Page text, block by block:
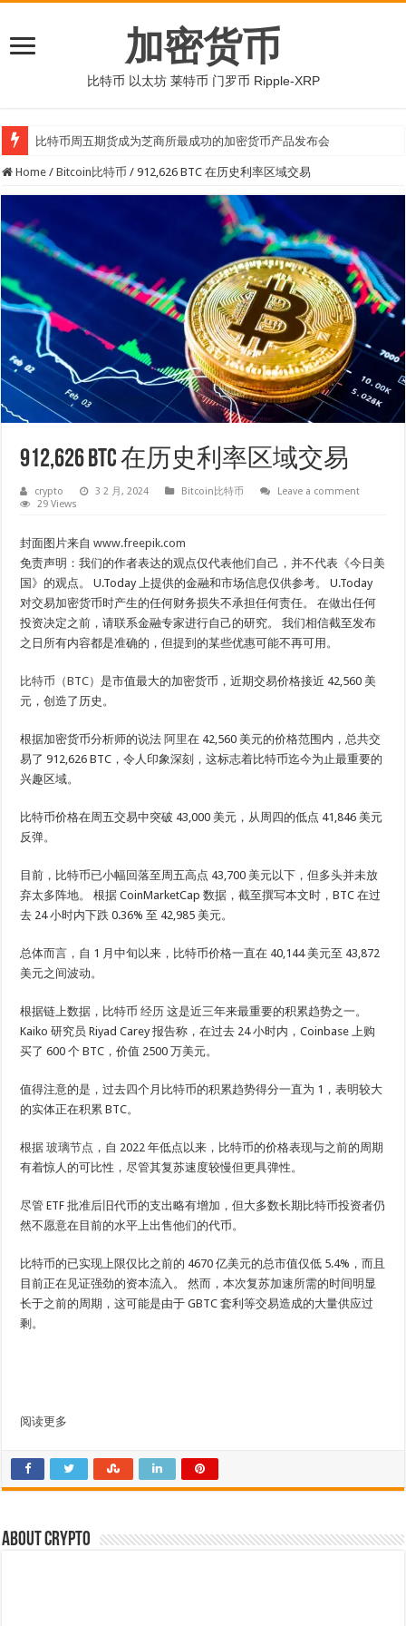
加密货币
比特币 以太坊 莱特币 门罗币 Ripple-XRP
比特币周五期货成为芝商所最成功的加密货币产品发布会
Home / Bitcoin比特币 / 912,626 BTC 在历史利率区域交易
912,626 BTC 在历史利率区域交易
crypto 3 2 月, 2024 Bitcoin比特币
Leave a comment
29 Views
封面图片来自www.freepik.com
免责声明：我们的作者表达的观点仅代表他们自己，并不代表《今日美
国》的观点。 U.Today 上提供的金融和市场信息仅供参考。 U.Today
对交易加密货币时产生的任何财务损失不承担任何责任。 在做出任何
投资决定之前，请联系金融专家进行自己的研究。 我们相信截至发布
之日所有内容都是准确的，但提到的某些优惠可能不再可用。
比特币（BTC）是市值最大的加密货币，近期交易价格接近 42,560 美
元，创造了历史。
根据加密货币分析师的说法阿里在 42,560 美元的价格范围内，总共交
易了 912,626 BTC，令人印象深刻，这标志着比特币迄今为止最重要的
兴趣区域。
比特币价格在周五交易中突破 43,000 美元，从周四的低点 41,846 美元
反弹。
目前，比特币已小幅回落至周五高点 43,700 美元以下，但多头并未放
弃太多阵地。 根据 CoinMarketCap 数据，截至撰写本文时，BTC 在过
去 24 小时内下跌 0.36% 至 42,985 美元。
总体而言，自 1 月中旬以来，比特币价格一直在 40,144 美元至 43,872
美元之间波动。
根据链上数据，比特币经历 这是近三年来最重要的积累趋势之一。
Kaiko 研究员 Riyad Carey 报告称，在过去 24 小时内，Coinbase 上购
买了 600 个 BTC，价值 2500 万美元。
值得注意的是，过去四个月比特币的积累趋势得分一直为 1，表明较大
的实体正在积累 BTC。
根据玻璃节点 ，自 2022 年低点以来，比特币的价格表现与之前的周期
有着惊人的可比性，尽管其复苏速度较慢但更具弹性。
尽管 ETF 批准后旧代币的支出略有增加，但大多数长期比特币投资者仍
然不愿意在目前的水平上出售他们的代币。
比特币的已实现上限仅比之前的 4670 亿美元的总市值仅低 5.4%，而且
目前正在见证强劲的资本流入。 然而，本次复苏加速所需的时间明显
长于之前的周期，这可能是由于 GBTC 套利等交易造成的大量供应过
剩。
阅读更多
About crypto